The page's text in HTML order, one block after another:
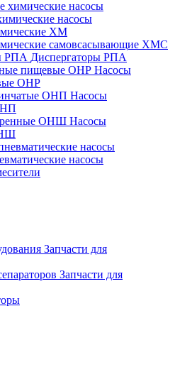
насосы
ХМ
самовсасывающие ХМС
Диспергаторы РПА
Насосы
ОНР
Насосы
Насосы
насосы
Запчасти для
Запчасти для